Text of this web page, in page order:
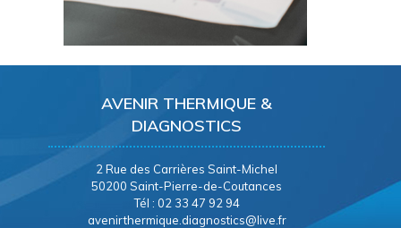
AVENIR THERMIQUE &
DIAGNOSTICS
2 Rue des Carrières Saint-Michel
50200 Saint-Pierre-de-Coutances
Tél : 02 33 47 92 94
avenirthermique.diagnostics@live.fr